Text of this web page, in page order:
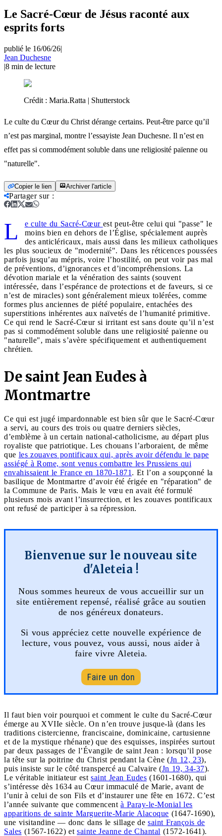
Le Sacré-Cœur de Jésus raconté aux
esprits forts
publié le 16/06/26|
Jean Duchesne
|8 min de lecture
Crédit : Maria.Ratta | Shutterstock
Le culte du Cœur du Christ dérange certains. Peut-être parce qu’il
n’est pas marginal, montre l’essayiste Jean Duchesne. Il n’est en
effet pas si commodément soluble dans une religiosité païenne ou
"naturelle".
Copier le lien Archiver l'article
Partager sur:
L e culte du Sacré-Cœur est peut-être celui qui "passe" le
moins bien en dehors de l’Église, spécialement auprès
des anticléricaux, mais aussi dans les milieux catholiques
les plus soucieux de "modernité". Dans les réticences poussées
parfois jusqu’au mépris, voire l’hostilité, on peut voir pas mal
de préventions, d’ignorances et d’incompréhensions. La
dévotion mariale et la vénération des saints (souvent
intéressée, dans l’espérance de protections et de faveurs, si ce
n’est de miracles) sont généralement mieux tolérées, comme
formes plus anciennes de piété populaire, entachées des
superstitions inhérentes aux naïvetés de l’humanité primitive.
Ce qui rend le Sacré-Cœur si irritant est sans doute qu’il n’est
pas si commodément soluble dans une religiosité païenne ou
"naturelle", mais s’avère spécifiquement et authentiquement
chrétien.
De saint Jean Eudes à
Montmartre
Ce qui est jugé impardonnable est bien sûr que le Sacré-Cœur
a servi, au cours des trois ou quatre derniers siècles,
d’emblème à un certain national-catholicisme, au départ plus
royaliste que patriotique. Les chouans l’arboraient, de même
que les zouaves pontificaux qui, après avoir défendu le pape
assiégé à Rome, sont venus combattre les Prussiens qui
envahissaient le France en 1870-1871 . Et l’on a soupçonné la
basilique de Montmartre d’avoir été érigée en "réparation" de
la Commune de Paris. Mais le vœu en avait été formulé
plusieurs mois avant l’insurrection, et les zouaves pontificaux
ont refusé de participer à sa répression.
Bienvenue sur le nouveau site
d'Aleteia !
Nous sommes heureux de vous accueillir sur un
site entièrement repensé, réalisé grâce au soutien
de nos généreux donateurs.
Si vous appréciez cette nouvelle expérience de
lecture, vous pouvez, vous aussi, nous aider à
faire vivre Aleteia.
Faire un don
Il faut bien voir pourquoi et comment le culte du Sacré-Cœur
émerge au XVIIe siècle. On n’en trouve jusque-là (dans les
traditions cistercienne, franciscaine, dominicaine, cartusienne
et de la mystique rhénane) que des esquisses, inspirées surtout
par deux passages de l’Évangile de saint Jean : lorsqu’il pose
la tête sur la poitrine du Christ pendant la Cène (Jn 12, 23),
puis insiste sur le côté transpercé au Calvaire (Jn 19, 34-37).
Le véritable initiateur est saint Jean Eudes (1601-1680), qui
s’intéresse dès 1634 au Cœur immaculé de Marie, avant de
l’unir à celui de son Fils et d’instaurer une fête en 1672. C’est
l’année suivante que commencent à Paray-le-Monial les
apparitions de sainte Marguerite-Marie Alacoque (1647-1690),
une visitandine — donc dans le sillage de saint François de
Sales (1567-1622) et sainte Jeanne de Chantal (1572-1641).